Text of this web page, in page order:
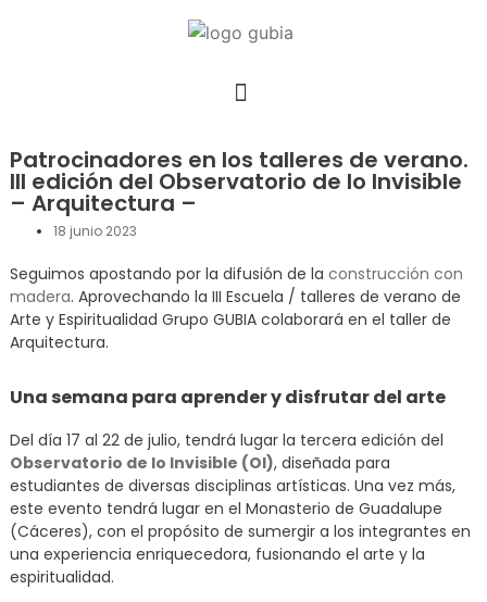
Patrocinadores en los talleres de verano.
III edición del Observatorio de lo Invisible
– Arquitectura –
18 junio 2023
Seguimos apostando por la difusión de la construcción con
madera. Aprovechando la III Escuela / talleres de verano de
Arte y Espiritualidad Grupo GUBIA colaborará en el taller de
Arquitectura.
Una semana para aprender y disfrutar del arte
Del día 17 al 22 de julio, tendrá lugar la tercera edición del
Observatorio de lo Invisible (OI), diseñada para
estudiantes de diversas disciplinas artísticas. Una vez más,
este evento tendrá lugar en el Monasterio de Guadalupe
(Cáceres), con el propósito de sumergir a los integrantes en
una experiencia enriquecedora, fusionando el arte y la
espiritualidad.